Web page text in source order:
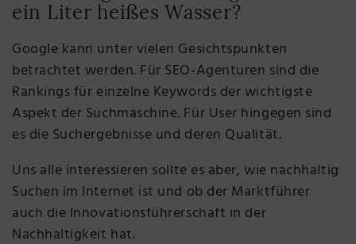
ein Liter heißes Wasser?
Google kann unter vielen Gesichtspunkten
betrachtet werden. Für SEO-Agenturen sind die
Rankings für einzelne Keywords der wichtigste
Aspekt der Suchmaschine. Für User hingegen sind
es die Suchergebnisse und deren Qualität.
Uns alle interessieren sollte es aber, wie nachhaltig
Suchen im Internet ist und ob der Marktführer
auch die Innovationsführerschaft in der
Nachhaltigkeit hat.